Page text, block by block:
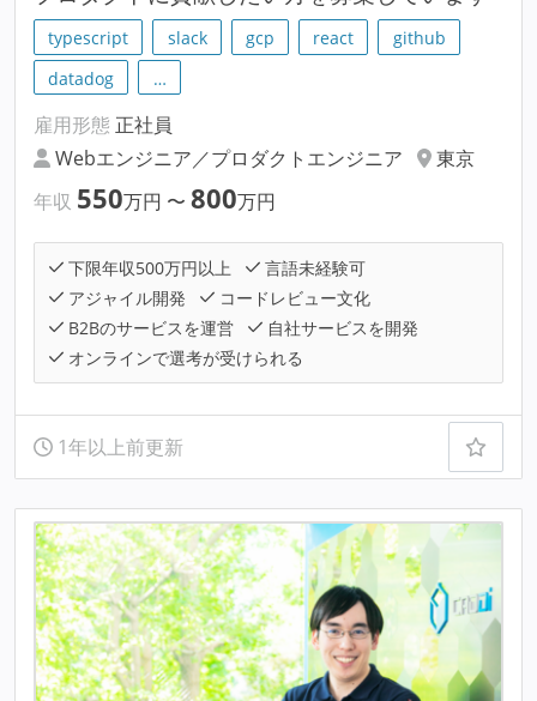
typescript slack gcp react
github
datadog
…
雇用形態 正社員
Webエンジニア／プロダクトエンジニア
東京
年収 550万円 〜 800万円
下限年収500万円以上
言語未経験可
アジャイル開発
コードレビュー文化
B2Bのサービスを運営
自社サービスを開発
オンラインで選考が受けられる
1年以上前更新